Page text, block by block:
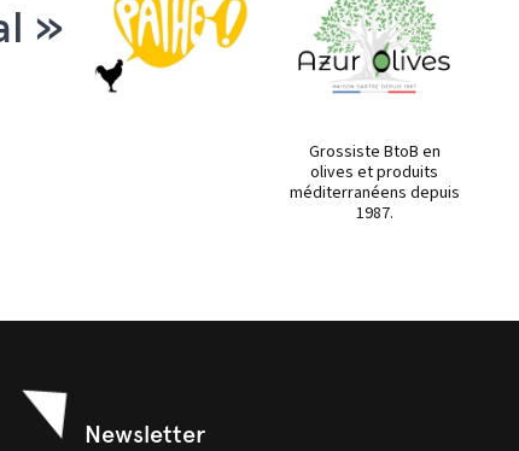
»
Grossiste BtoB en
olives et produits
méditerranéens depuis
1987.
Newsletter